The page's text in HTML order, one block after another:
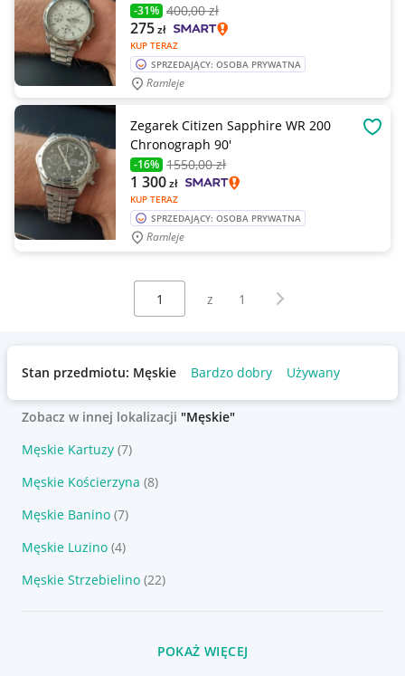
-31% 400,00 zł
KUP TERAZ
275zł
SPRZEDAJĄCY: OSOBA PRYWATNA
Ramleje
Zegarek Citizen Sapphire WR 200
Chronograph 90'
-16% 1550,00 zł
KUP TERAZ
1 300zł
SPRZEDAJĄCY: OSOBA PRYWATNA
Ramleje
Wybierz stronę:
z 1 Następna strona
Stan przedmiotu: Męskie Bardzo dobry Używany
Zobacz w innej lokalizacji "Męskie"
Męskie Kartuzy (7)
Męskie Kościerzyna (8)
Męskie Banino (7)
Męskie Luzino (4)
Męskie Strzebielino (22)
POKAŻ WIĘCEJ